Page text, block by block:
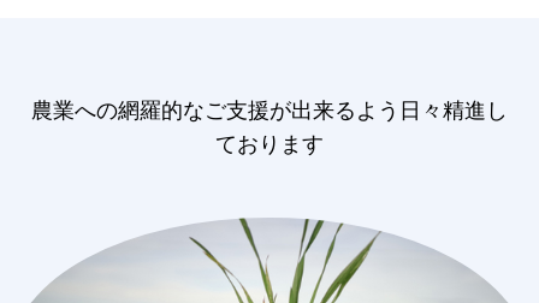
農業への網羅的なご支援が出来るよう日々精進し
ております